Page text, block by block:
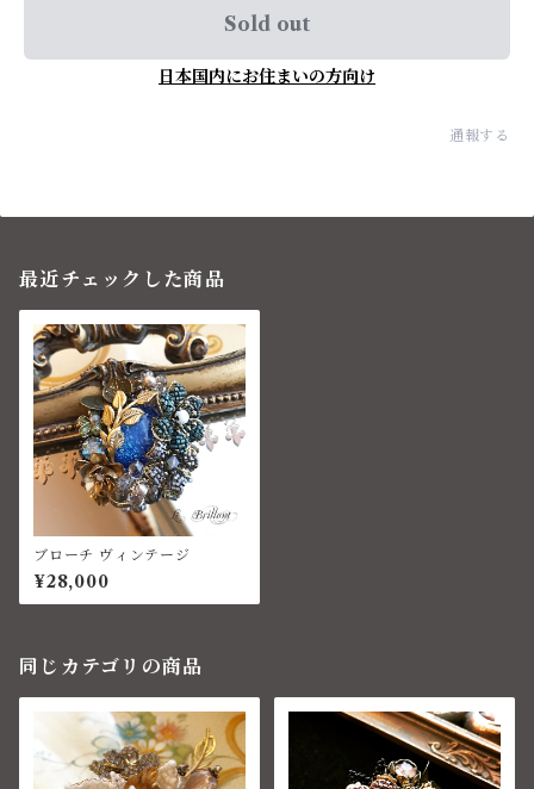
Sold out
日本国内にお住まいの方向け
通報する
最近チェックした商品
ブローチ ヴィンテージ
¥28,000
同じカテゴリの商品